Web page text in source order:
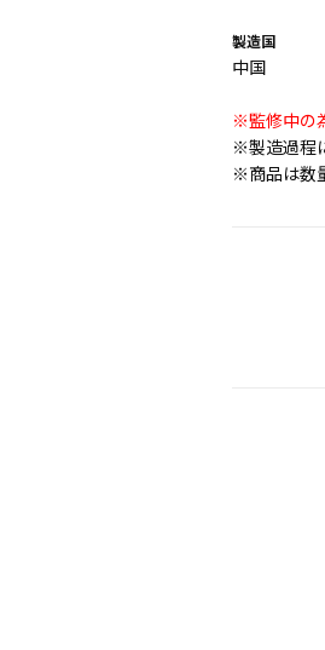
製造国
中国
※監修中の
※製造過程
※商品は数